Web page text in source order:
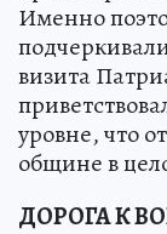
Именно
визита
уровне, что
общине в
ДОРОГА К